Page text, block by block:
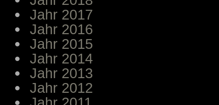
Jahr 2017
Jahr 2016
Jahr 2015
Jahr 2014
Jahr 2013
Jahr 2012